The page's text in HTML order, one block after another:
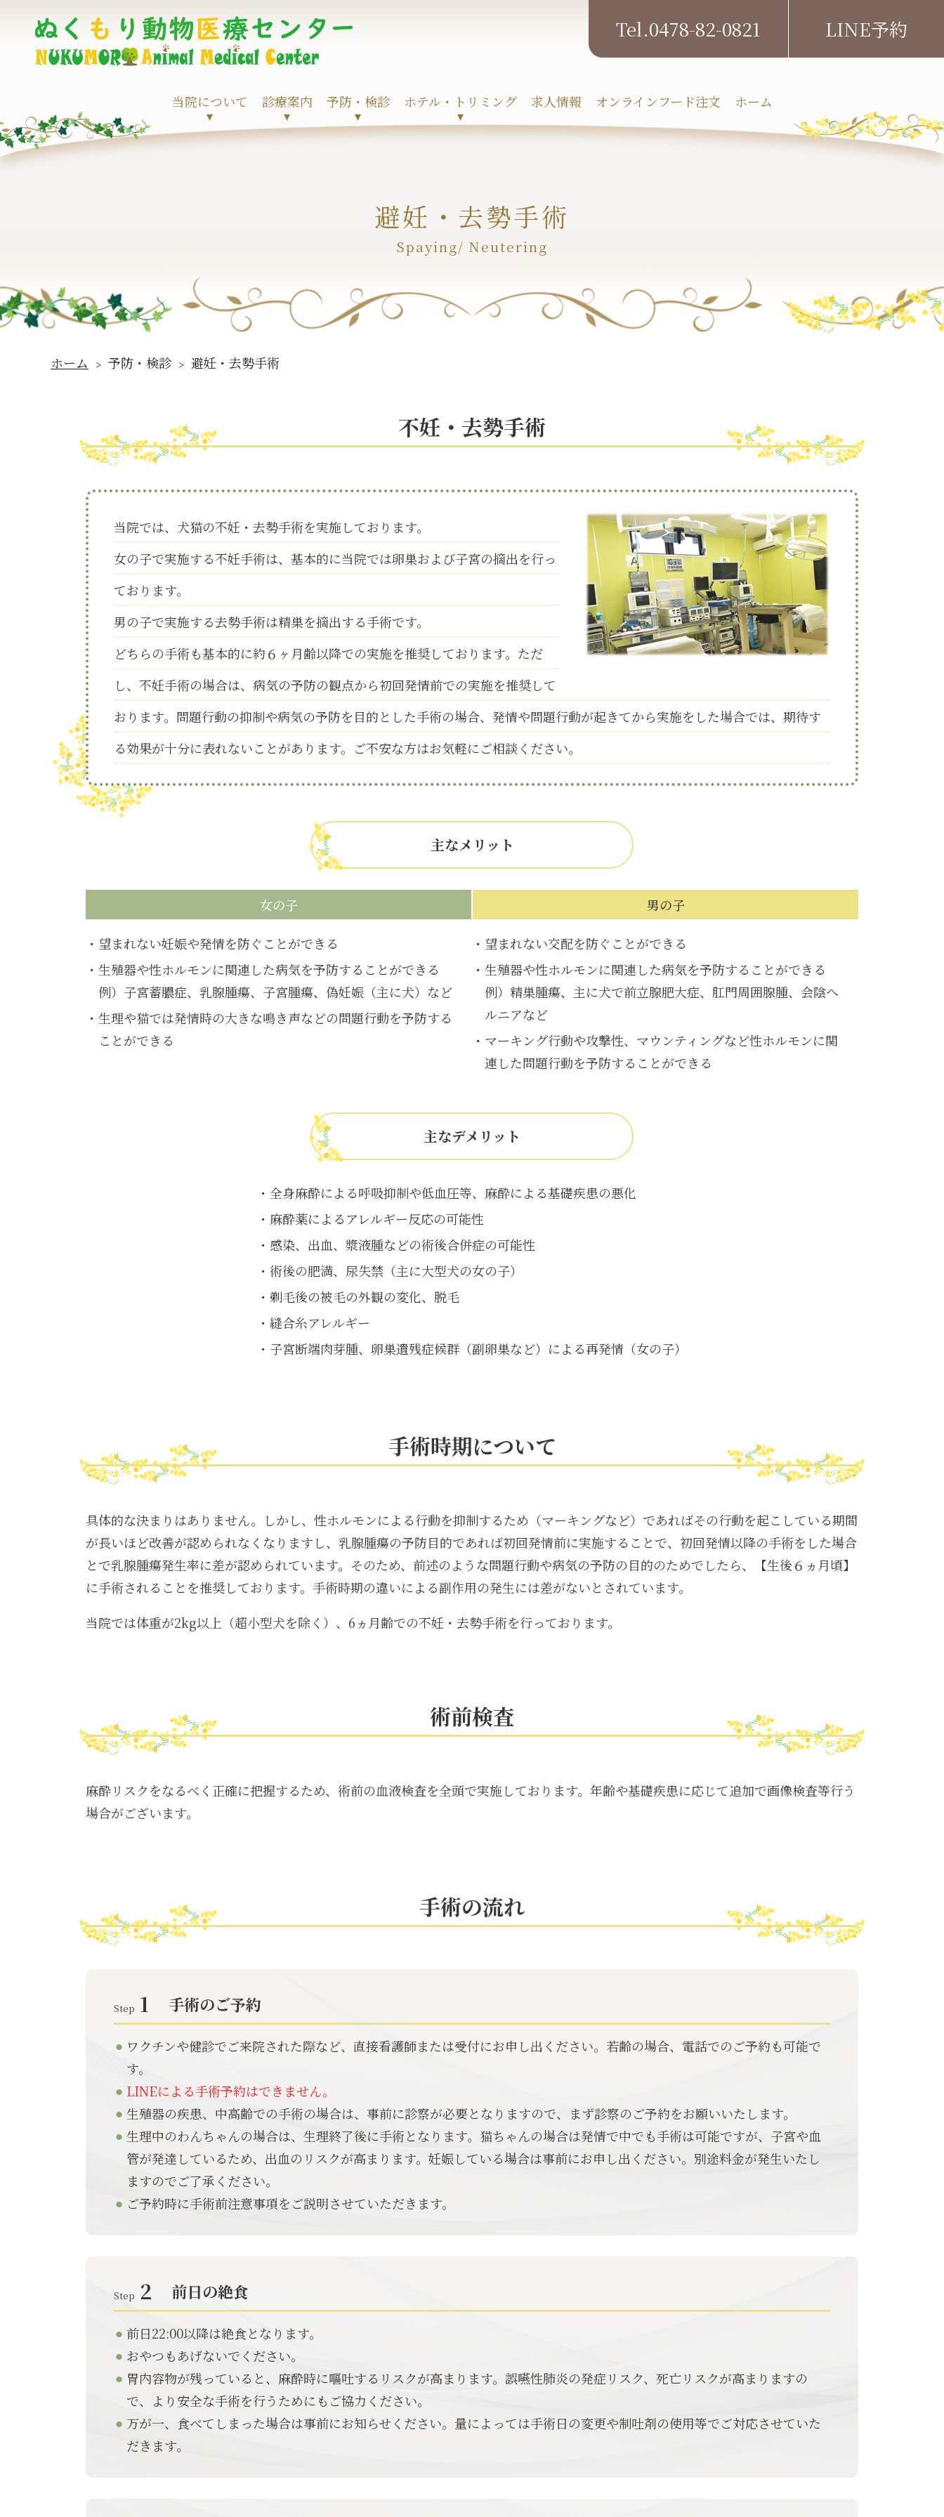
当院について
▾
診療案内
▾
予防・検診
▾
ホテル・トリミング
▾
求人情報 オンラインフード注文 ホーム
0478-82-0821 LINE予約
避妊・去勢手術
Spaying/ Neutering
ホーム ﹥ 予防・検診 ﹥ 避妊・去勢手術
不妊・去勢手術
当院では、犬猫の不妊・去勢手術を実施しております。
女の子で実施する不妊手術は、基本的に当院では卵巣および子宮の摘出を行っ
ております。
男の子で実施する去勢手術は精巣を摘出する手術です。
どちらの手術も基本的に約６ヶ月齢以降での実施を推奨しております。ただ
し、不妊手術の場合は、病気の予防の観点から初回発情前での実施を推奨して
おります。問題行動の抑制や病気の予防を目的とした手術の場合、発情や問題行動が起きてから実施をした場合では、期待す
る効果が十分に表れないことがあります。ご不安な方はお気軽にご相談ください。
主なメリット
女の子 男の子
望まれない妊娠や発情を防ぐことができる
生殖器や性ホルモンに関連した病気を予防することができる
例）子宮蓄膿症、乳腺腫瘍、子宮腫瘍、偽妊娠（主に犬）など
生理や猫では発情時の大きな鳴き声などの問題行動を予防する
ことができる
望まれない交配を防ぐことができる
生殖器や性ホルモンに関連した病気を予防することができる
例）精巣腫瘍、主に犬で前立腺肥大症、肛門周囲腺腫、会陰ヘ
ルニアなど
マーキング行動や攻撃性、マウンティングなど性ホルモンに関
連した問題行動を予防することができる
主なデメリット
全身麻酔による呼吸抑制や低血圧等、麻酔による基礎疾患の悪化
麻酔薬によるアレルギー反応の可能性
感染、出血、漿液腫などの術後合併症の可能性
術後の肥満、尿失禁（主に大型犬の女の子）
剃毛後の被毛の外観の変化、脱毛
縫合糸アレルギー
子宮断端肉芽腫、卵巣遺残症候群（副卵巣など）による再発情（女の子）
手術時期について
具体的な決まりはありません。しかし、性ホルモンによる行動を抑制するため（マーキングなど）であればその行動を起こしている期間
が長いほど改善が認められなくなりますし、乳腺腫瘍の予防目的であれば初回発情前に実施することで、初回発情以降の手術をした場合
とで乳腺腫瘍発生率に差が認められています。そのため、前述のような問題行動や病気の予防の目的のためでしたら、【生後６ヵ月頃】
に手術されることを推奨しております。手術時期の違いによる副作用の発生には差がないとされています。
当院では体重が2kg以上（超小型犬を除く）、6ヵ月齢での不妊・去勢手術を行っております。
術前検査
麻酔リスクをなるべく正確に把握するため、術前の血液検査を全頭で実施しております。年齢や基礎疾患に応じて追加で画像検査等行う
場合がございます。
手術の流れ
Step 1 手術のご予約
ワクチンや健診でご来院された際など、直接看護師または受付にお申し出ください。若齢の場合、電話でのご予約も可能で
す。
LINEによる手術予約はできません。
生殖器の疾患、中高齢での手術の場合は、事前に診察が必要となりますので、まず診察のご予約をお願いいたします。
生理中のわんちゃんの場合は、生理終了後に手術となります。猫ちゃんの場合は発情で中でも手術は可能ですが、子宮や血
管が発達しているため、出血のリスクが高まります。妊娠している場合は事前にお申し出ください。別途料金が発生いたし
ますのでご了承ください。
ご予約時に手術前注意事項をご説明させていただきます。
Step 2 前日の絶食
前日22:00以降は絶食となります。
おやつもあげないでください。
胃内容物が残っていると、麻酔時に嘔吐するリスクが高まります。誤嚥性肺炎の発症リスク、死亡リスクが高まりますの
で、より安全な手術を行うためにもご協力ください。
万が一、食べてしまった場合は事前にお知らせください。量によっては手術日の変更や制吐剤の使用等でご対応させていた
だきます。